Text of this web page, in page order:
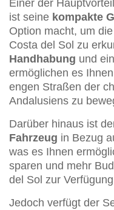
Einer der
ist seine kompakte
Option macht, um
Costa del Sol zu
Handhabung und
ermöglichen es
engen Straßen der
Andalusiens zu
Darüber hinaus ist
Fahrzeug in Bezug
was es Ihnen
sparen und mehr
del Sol zur
Jedoch verfügt der